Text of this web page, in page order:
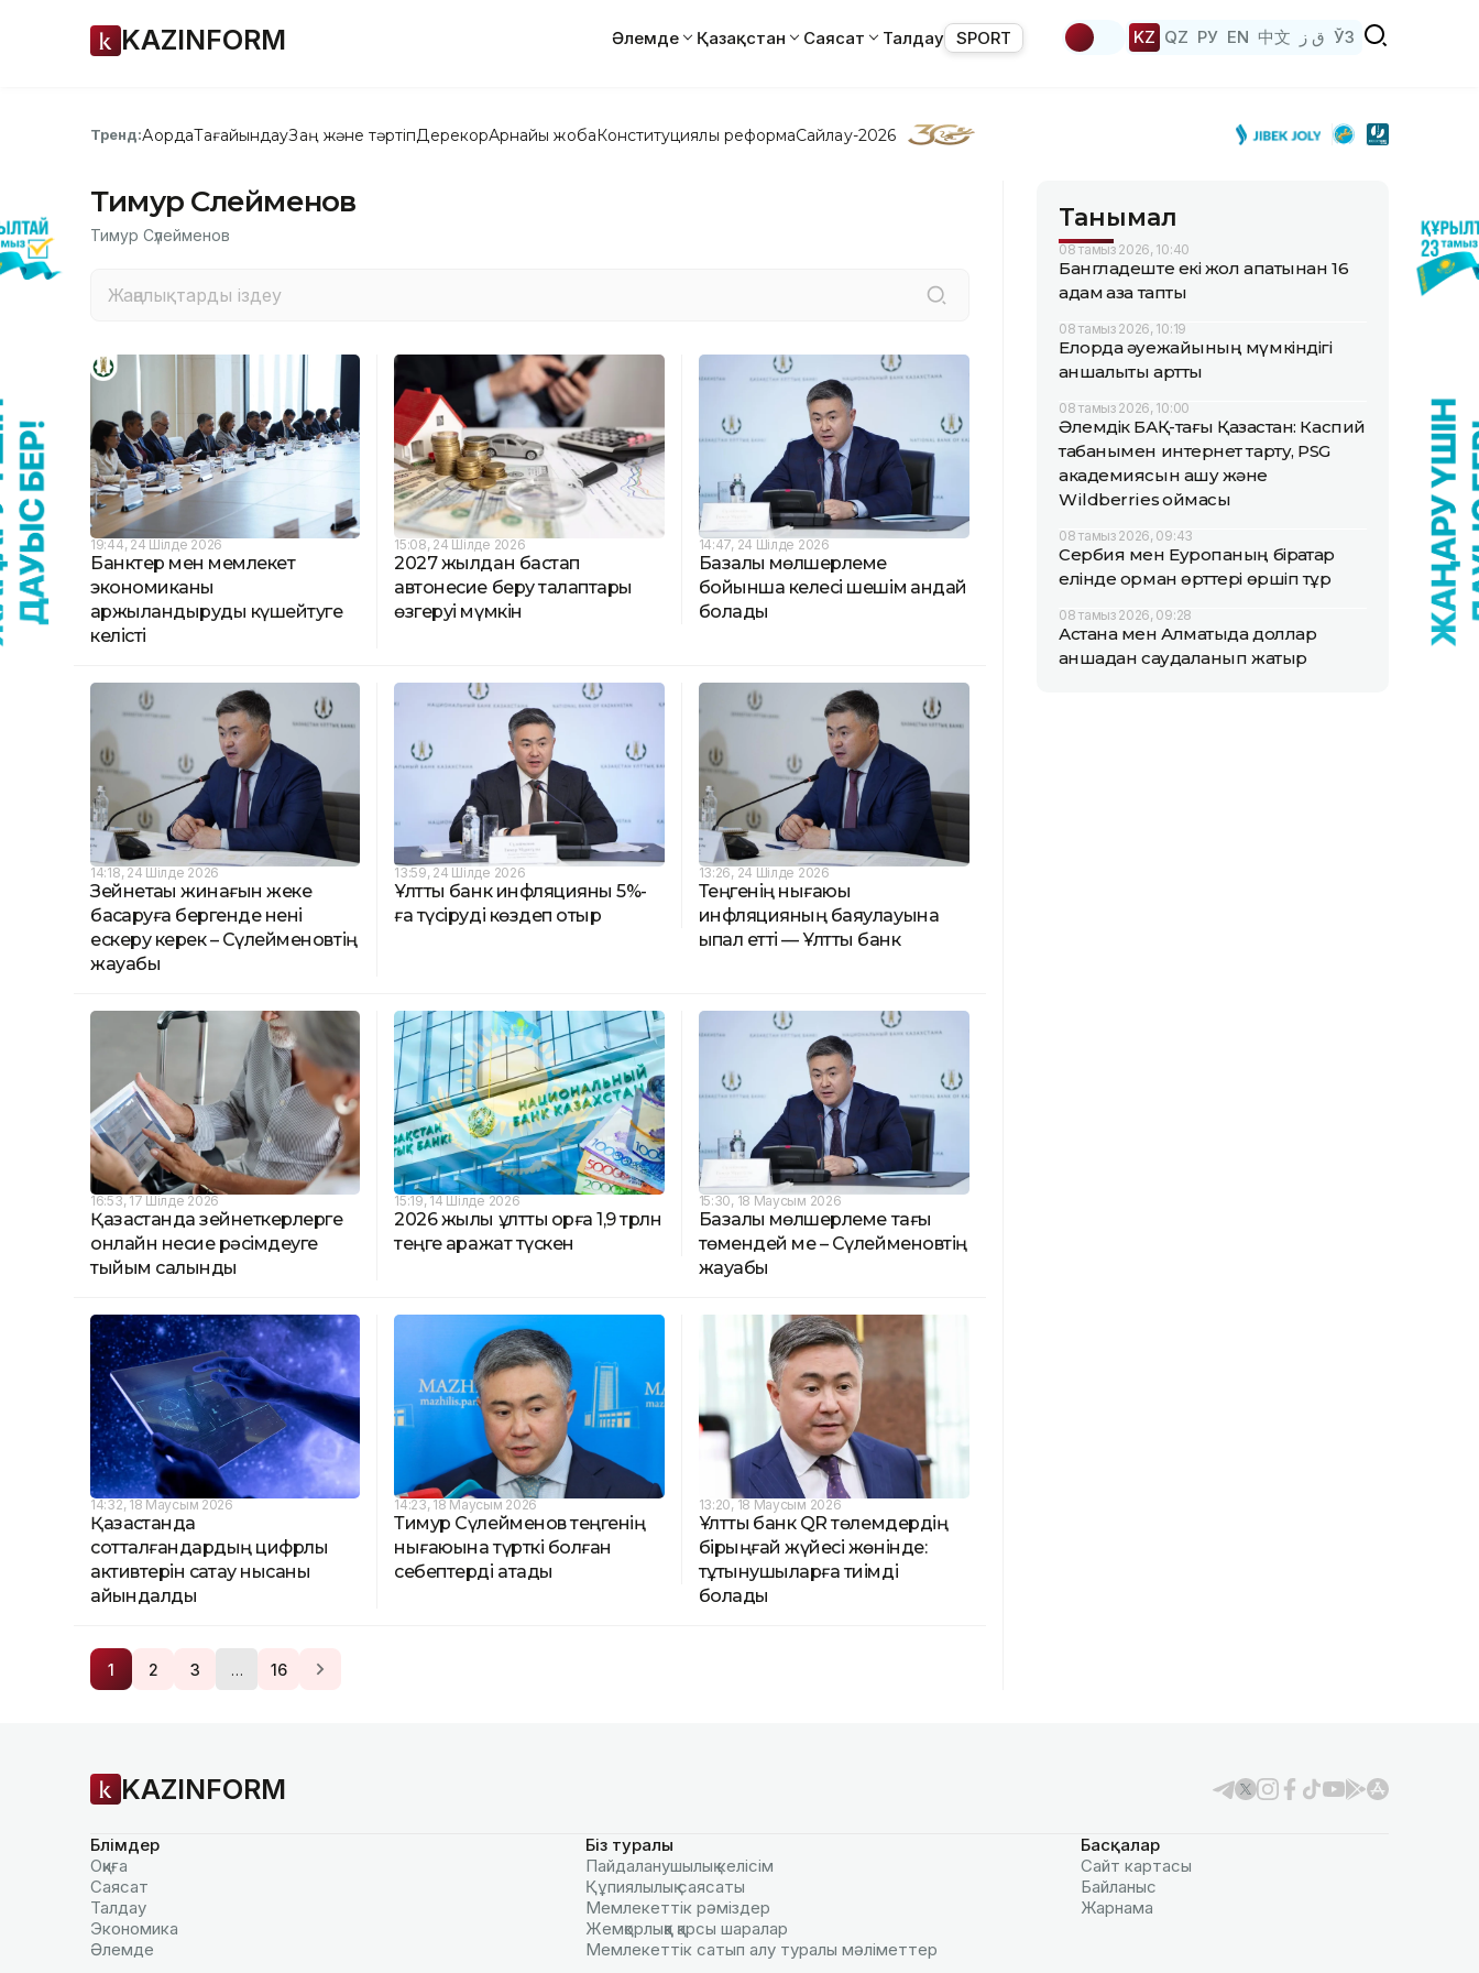
KAZINFORM Әлемде Қазақстан Саясат Талдау SPORT KZ QZ РУ EN 中文 ق ز ЎЗ
Тренд:АқордаТағайындауЗаң және тәртіпДерекқорАрнайы жобаКонституциялық реформаСайлау-2026
Тимур Сүлейменов
Тимур Сүлейменов
19:44, 24 Шілде 2026
Банктер мен мемлекет
экономиканы
қаржыландыруды күшейтуге
келісті
15:08, 24 Шілде 2026
2027 жылдан бастап
автонесие беру талаптары
өзгеруі мүмкін
14:47, 24 Шілде 2026
Базалық мөлшерлеме
бойынша келесі шешім қандай
болады
14:18, 24 Шілде 2026
Зейнетақы жинағын жеке
басқаруға бергенде нені
ескеру керек – Сүлейменовтің
жауабы
13:59, 24 Шілде 2026
Ұлттық банк инфляцияны 5%-
ға түсіруді көздеп отыр
13:26, 24 Шілде 2026
Теңгенің нығаюы
инфляцияның баяулауына
ықпал етті — Ұлттық банк
16:53, 17 Шілде 2026
Қазақстанда зейнеткерлерге
онлайн несие рәсімдеуге
тыйым салынды
15:19, 14 Шілде 2026
2026 жылы ұлттық қорға 1,9 трлн
теңге қаражат түскен
15:30, 18 Маусым 2026
Базалық мөлшерлеме тағы
төмендей ме – Сүлейменовтің
жауабы
14:32, 18 Маусым 2026
Қазақстанда
сотталғандардың цифрлық
активтерін сақтау нысаны
айқындалды
14:23, 18 Маусым 2026
Тимур Сүлейменов теңгенің
нығаюына түрткі болған
себептерді атады
13:20, 18 Маусым 2026
Ұлттық банк QR төлемдердің
бірыңғай жүйесі жөнінде:
тұтынушыларға тиімді
болады
1 2 3 … 16
Танымал
08 тамыз 2026, 10:40
Бангладеште екі жол апатынан 16
адам қаза тапты
08 тамыз 2026, 10:19
Елорда әуежайының мүмкіндігі
қаншалықты артты
08 тамыз 2026, 10:00
Әлемдік БАҚ-тағы Қазақстан: Каспий
табанымен интернет тарту, PSG
академиясын ашу және
Wildberries қоймасы
08 тамыз 2026, 09:43
Сербия мен Еуропаның бірқатар
елінде орман өрттері өршіп тұр
08 тамыз 2026, 09:28
Астана мен Алматыда доллар
қаншадан саудаланып жатыр
KAZINFORM
Бөлімдер
Оқиға
Саясат
Талдау
Экономика
Әлемде
Біз туралы
Пайдаланушылық келiciм
Құпиялылық саясаты
Мемлекеттік рәміздер
Жемқорлыққа қарсы шаралар
Мемлекеттік сатып алу туралы мәлiметтер
Басқалар
Сайт картасы
Байланыс
Жарнама